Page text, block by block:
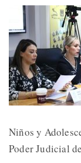
Niños y
Poder Judicial